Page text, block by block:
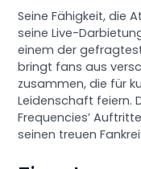
Seine Fähigkeit, die
seine Live-
einem der
bringt fans aus
zusammen, die für
Leidenschaft feiern.
Frequencies’
seinen treuen